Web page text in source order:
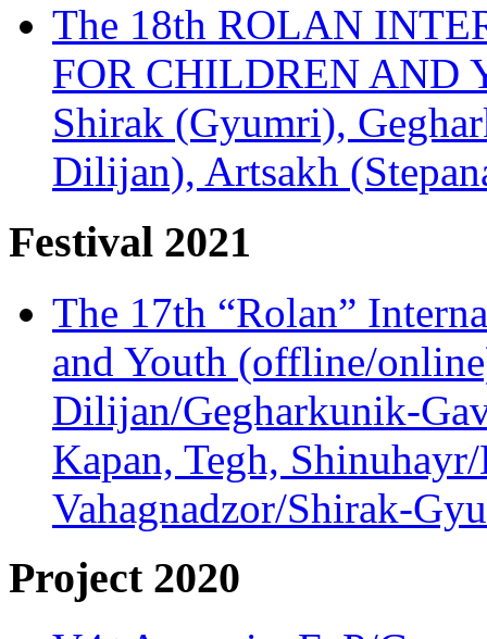
The 18th ROLAN
FOR CHILDREN AND
Shirak (Gyumri),
Dilijan), Artsakh
Festival 2021
The 17th “Rolan”
and Youth (offline/
Dilijan/Gegharkunik-
Kapan, Tegh,
Vahagnadzor/Shirak-
Project 2020